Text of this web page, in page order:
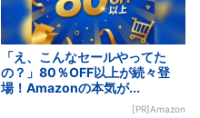
「え、こんなセールやってた
の？」80％OFF以上が続々登
場！Amazonの本気が...
[PR]Amazon